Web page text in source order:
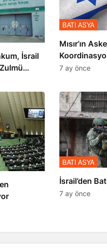
İsrail
Mısır’ın
Gerçekleşmiş
BATI ASYA
7 ay önce
​​​​​​​İsrail’den
BATI ASYA
7 ay önce